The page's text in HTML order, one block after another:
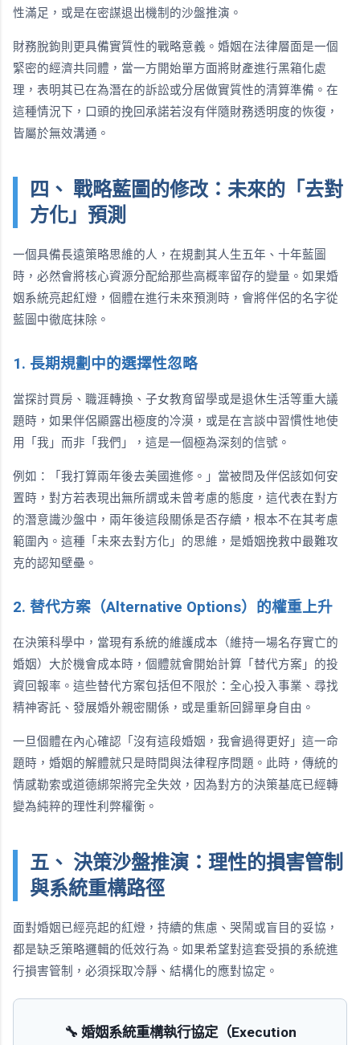
性滿足，或是在密謀退出機制的沙盤推演。
財務脫鉤則更具備實質性的戰略意義。婚姻在法律層面是一個
緊密的經濟共同體，當一方開始單方面將財產進行黑箱化處
理，表明其已在為潛在的訴訟或分居做實質性的清算準備。在
這種情況下，口頭的挽回承諾若沒有伴隨財務透明度的恢復，
皆屬於無效溝通。
四、 戰略藍圖的修改：未來的「去對
方化」預測
一個具備長遠策略思維的人，在規劃其人生五年、十年藍圖
時，必然會將核心資源分配給那些高概率留存的變量。如果婚
姻系統亮起紅燈，個體在進行未來預測時，會將伴侶的名字從
藍圖中徹底抹除。
1. 長期規劃中的選擇性忽略
當探討買房、職涯轉換、子女教育留學或是退休生活等重大議
題時，如果伴侶顯露出極度的冷漠，或是在言談中習慣性地使
用「我」而非「我們」，這是一個極為深刻的信號。
例如：「我打算兩年後去美國進修。」當被問及伴侶該如何安
置時，對方若表現出無所謂或未曾考慮的態度，這代表在對方
的潛意識沙盤中，兩年後這段關係是否存續，根本不在其考慮
範圍內。這種「未來去對方化」的思維，是婚姻挽救中最難攻
克的認知壁壘。
2. 替代方案（Alternative Options）的權重上升
在決策科學中，當現有系統的維護成本（維持一場名存實亡的
婚姻）大於機會成本時，個體就會開始計算「替代方案」的投
資回報率。這些替代方案包括但不限於：全心投入事業、尋找
精神寄託、發展婚外親密關係，或是重新回歸單身自由。
一旦個體在內心確認「沒有這段婚姻，我會過得更好」這一命
題時，婚姻的解體就只是時間與法律程序問題。此時，傳統的
情感勒索或道德綁架將完全失效，因為對方的決策基底已經轉
變為純粹的理性利弊權衡。
五、 決策沙盤推演：理性的損害管制
與系統重構路徑
面對婚姻已經亮起的紅燈，持續的焦慮、哭鬧或盲目的妥協，
都是缺乏策略邏輯的低效行為。如果希望對這套受損的系統進
行損害管制，必須採取冷靜、結構化的應對協定。
🔧 婚姻系統重構執行協定（Execution